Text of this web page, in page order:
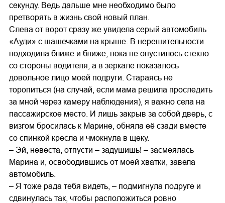
секунду. Ведь дальше мне необходимо было
претворять в жизнь свой новый план.
Слева от ворот сразу же увидела серый автомобиль
«Ауди» с шашечками на крыше. В нерешительности
подходила ближе и ближе, пока не опустилось стекло
со стороны водителя, а в зеркале показалось
довольное лицо моей подруги. Стараясь не
торопиться (на случай, если мама решила проследить
за мной через камеру наблюдения), я важно села на
пассажирское место. И лишь закрыв за собой дверь, с
визгом бросилась к Марине, обняла её сзади вместе
со спинкой кресла и чмокнула в щеку.
– Эй, невеста, отпусти – задушишь! – засмеялась
Марина и, освободившись от моей хватки, завела
автомобиль.
– Я тоже рада тебя видеть, – подмигнула подруге и
сдвинулась так, чтобы расположиться ровно